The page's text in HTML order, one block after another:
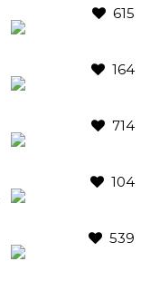
615
164
714
104
539